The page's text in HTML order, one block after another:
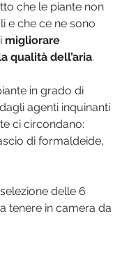
che le piante non
e che ce ne sono
migliorare
qualità dell’aria.
in grado di
dagli agenti inquinanti
ci circondano:
di formaldeide,
delle 6
tenere in camera da